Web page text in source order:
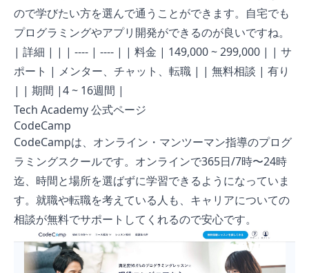
ので学びたい方を選んで通うことができます。自宅でも
プログラミングやアプリ開発ができるのが良いですね。
| 詳細 | | | ---- | ---- | | 料金 | 149,000 ~ 299,000 | | サ
ポート | メンター、チャット、転職 | | 無料相談 | 有り
| | 期間 |4 ~ 16週間 |
Tech Academy 公式ページ
CodeCamp
CodeCampは、オンライン・マンツーマン指導のプログ
ラミングスクールです。オンラインで365日/7時〜24時
迄、時間と場所を選ばずに学習できるようになっていま
す。就職や転職を考えている人も、キャリアについての
相談が無料でサポートしてくれるので安心です。